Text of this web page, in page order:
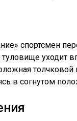
спортсмен
уходит
в согнутом